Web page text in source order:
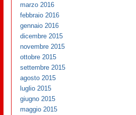
marzo 2016
febbraio 2016
gennaio 2016
dicembre 2015
novembre 2015
ottobre 2015
settembre 2015
agosto 2015
luglio 2015
giugno 2015
maggio 2015